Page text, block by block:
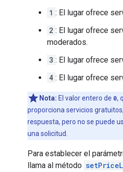
1 : El lugar ofrece
2 : El lugar ofrece
moderados.
3 : El lugar ofrece
4 : El lugar ofrece
Nota: El valor entero de 0,
proporciona servicios
respuesta, pero no se puede
una solicitud.
Para establecer el
llama al método